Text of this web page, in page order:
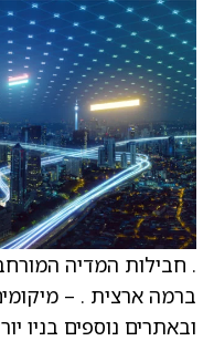
. חבילות המדיה
ובאתרים נוספים בניו